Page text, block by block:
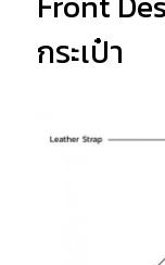
กระเป๋า